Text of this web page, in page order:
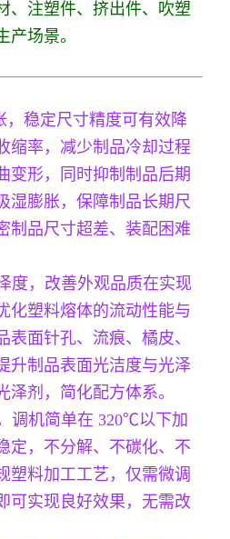
、注塑件、挤出件、吹塑
产场景。
，稳定尺寸精度可有效降
缩率，减少制品冷却过程
变形，同时抑制制品后期
湿膨胀，保障制品长期尺
制品尺寸超差、装配困难
度，改善外观品质在实现
化塑料熔体的流动性能与
表面针孔、流痕、橘皮、
升制品表面光洁度与光泽
泽剂，简化配方体系。
调机简单在 320℃以下加
定，不分解、不碳化、不
塑料加工工艺，仅需微调
可实现良好效果，无需改